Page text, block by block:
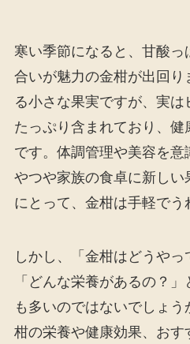
寒い季節になると、甘酸
合いが魅力の金柑が出回
る小さな果実ですが、実
たっぷり含まれており、健
です。体調管理や美容を
やつや家族の食卓に新し
にとって、金柑は手軽でう
しかし、「金柑はどうやっ
「どんな栄養があるの？
も多いのではないでしょ
柑の栄養や健康効果、おす